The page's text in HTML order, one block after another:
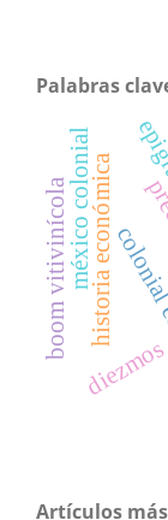
Palabras
historia económica
diezmos
méxico colonial
boom vitivinícola
Artículos